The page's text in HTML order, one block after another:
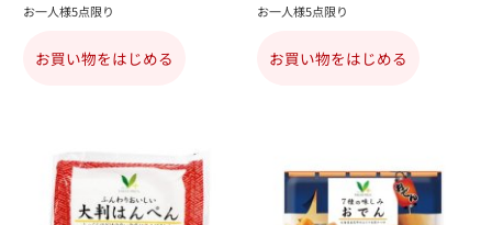
お一人様5点限り
お買い物をはじめる
お一人様5点限り
お買い物をはじめる